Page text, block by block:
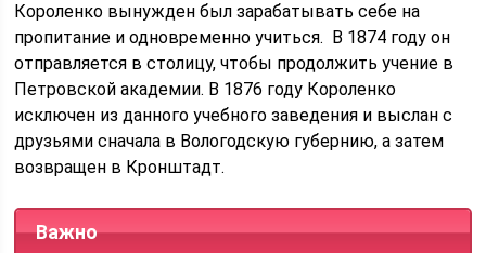
Короленко вынужден был зарабатывать себе на
пропитание и одновременно учиться. В 1874 году он
отправляется в столицу, чтобы продолжить учение в
Петровской академии. В 1876 году Короленко
исключен из данного учебного заведения и выслан с
друзьями сначала в Вологодскую губернию, а затем
возвращен в Кронштадт.
Важно